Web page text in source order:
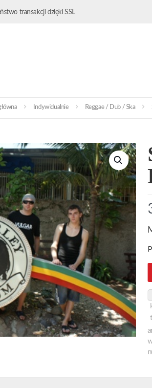
transakcji dzięki SSL
Indywidualnie Reggae / Dub / Ska